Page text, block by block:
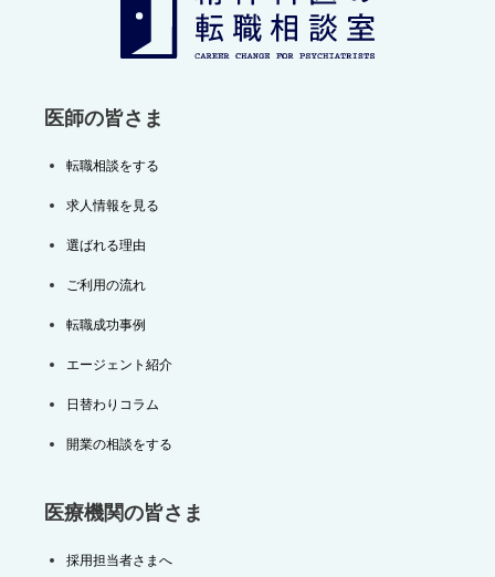
医師の皆さま
転職相談をする
求人情報を見る
選ばれる理由
ご利用の流れ
転職成功事例
エージェント紹介
日替わりコラム
開業の相談をする
医療機関の皆さま
採用担当者さまへ